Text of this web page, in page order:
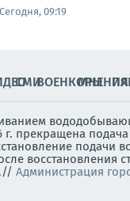
Сегодня, 09:19
СМИВОЕНКОРЫМНЕНИЯ
г. прекращена
подачи
восстановления
Администрация